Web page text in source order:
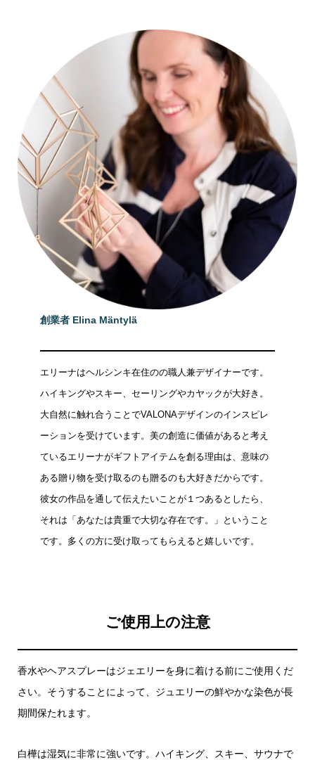
創業者 Elina Mäntylä
エリーナはヘルシンキ在住のの職人兼デザイナーです。
ハイキングやスキー、セーリングやカヤックが大好き。
大自然に触れ合うことでVALONAデザインのインスピレ
ーションを受けています。美の創造に価値があると考え
ているエリーナがギフトアイテムを創る理由は、意味の
ある贈り物を受け取るのも贈るのも大好きだからです。
彼女の作品を通して伝えたいことが１つあるとしたら、
それは「あなたは貴重で大切な存在です。」ということ
です。多くの方に受け取ってもらえると嬉しいです。
ご使用上の注意
香水やヘアスプレーはジェエリーを身に着ける前にご使用くだ
さい。そうすることによって、ジュエリーの鮮やかな染色が長
期間保たれます。
白樺は湿気に非常に強いです。ハイキング、スキー、サウナで